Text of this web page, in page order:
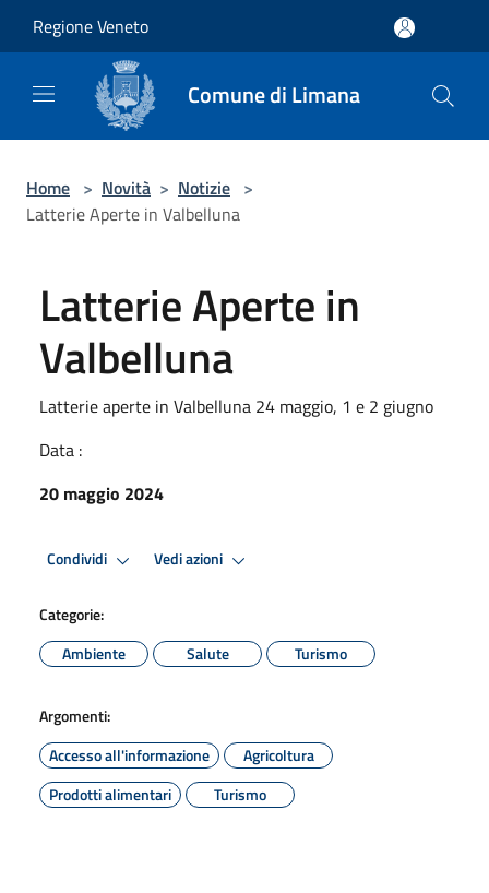
Regione Veneto
Comune di Limana
Home > Novità > Notizie >
Latterie Aperte in Valbelluna
Latterie Aperte in
Valbelluna
Latterie aperte in Valbelluna 24 maggio, 1 e 2 giugno
Data :
20 maggio 2024
Condividi Vedi azioni
Categorie:
Ambiente
Salute Turismo
Argomenti:
Accesso all'informazione
Agricoltura
Prodotti alimentari
Turismo